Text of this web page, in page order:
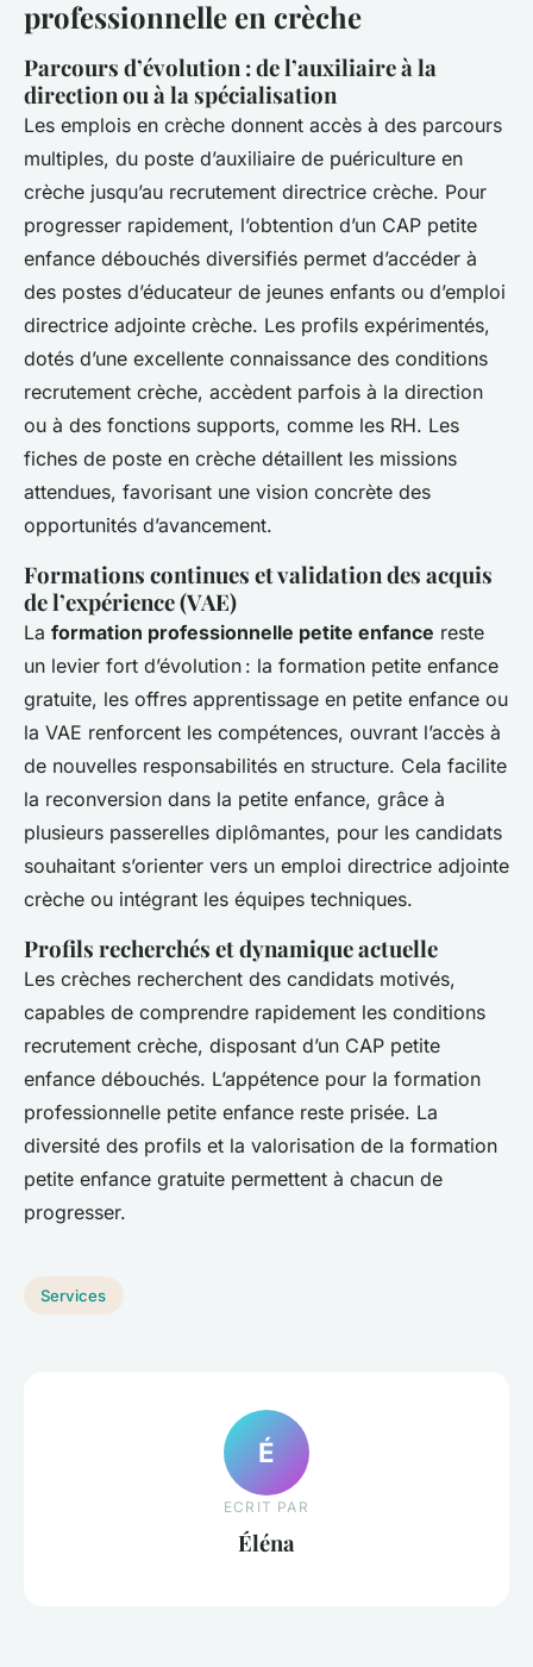
professionnelle en crèche
Parcours d’évolution : de l’auxiliaire à la
direction ou à la spécialisation
Les emplois en crèche donnent accès à des parcours
multiples, du poste d’auxiliaire de puériculture en
crèche jusqu’au recrutement directrice crèche. Pour
progresser rapidement, l’obtention d’un CAP petite
enfance débouchés diversifiés permet d’accéder à
des postes d’éducateur de jeunes enfants ou d’emploi
directrice adjointe crèche. Les profils expérimentés,
dotés d’une excellente connaissance des conditions
recrutement crèche, accèdent parfois à la direction
ou à des fonctions supports, comme les RH. Les
fiches de poste en crèche détaillent les missions
attendues, favorisant une vision concrète des
opportunités d’avancement.
Formations continues et validation des acquis
de l’expérience (VAE)
La formation professionnelle petite enfance reste
un levier fort d’évolution : la formation petite enfance
gratuite, les offres apprentissage en petite enfance ou
la VAE renforcent les compétences, ouvrant l’accès à
de nouvelles responsabilités en structure. Cela facilite
la reconversion dans la petite enfance, grâce à
plusieurs passerelles diplômantes, pour les candidats
souhaitant s’orienter vers un emploi directrice adjointe
crèche ou intégrant les équipes techniques.
Profils recherchés et dynamique actuelle
Les crèches recherchent des candidats motivés,
capables de comprendre rapidement les conditions
recrutement crèche, disposant d’un CAP petite
enfance débouchés. L’appétence pour la formation
professionnelle petite enfance reste prisée. La
diversité des profils et la valorisation de la formation
petite enfance gratuite permettent à chacun de
progresser.
Services
É
ECRIT PAR
Éléna